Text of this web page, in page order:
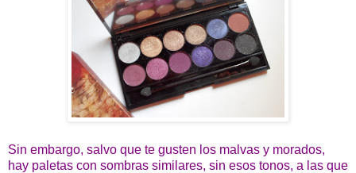
Sin embargo, salvo que te gusten los malvas y morados,
hay paletas con sombras similares, sin esos tonos, a las que